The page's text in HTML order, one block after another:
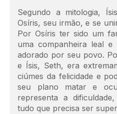
Segundo a mitologia,
Osíris, seu irmão, e se
Por Osíris ter sido um
uma companheira leal e
adorado por seu povo.
e Ísis, Seth, era
ciúmes da felicidade e
seu plano matar e
representa a
tudo que precisa ser